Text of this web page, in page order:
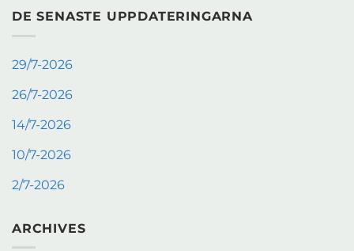
DE SENASTE UPPDATERINGARNA
29/7-2026
26/7-2026
14/7-2026
10/7-2026
2/7-2026
ARCHIVES